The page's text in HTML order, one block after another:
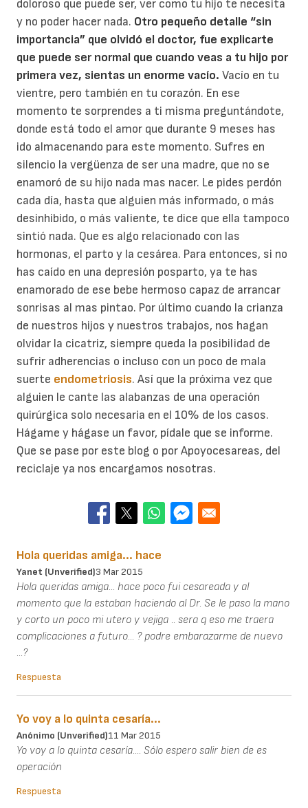
doloroso que puede ser, ver como tu hijo te necesita
y no poder hacer nada. Otro pequeño detalle “sin
importancia” que olvidó el doctor, fue explicarte
que puede ser normal que cuando veas a tu hijo por
primera vez, sientas un enorme vacío. Vacío en tu
vientre, pero también en tu corazón. En ese
momento te sorprendes a ti misma preguntándote,
donde está todo el amor que durante 9 meses has
ido almacenando para este momento. Sufres en
silencio la vergüenza de ser una madre, que no se
enamoró de su hijo nada mas nacer. Le pides perdón
cada día, hasta que alguien más informado, o más
desinhibido, o más valiente, te dice que ella tampoco
sintió nada. Que es algo relacionado con las
hormonas, el parto y la cesárea. Para entonces, si no
has caído en una depresión posparto, ya te has
enamorado de ese bebe hermoso capaz de arrancar
sonrisas al mas pintao. Por último cuando la crianza
de nuestros hijos y nuestros trabajos, nos hagan
olvidar la cicatriz, siempre queda la posibilidad de
sufrir adherencias o incluso con un poco de mala
suerte endometriosis. Así que la próxima vez que
alguien le cante las alabanzas de una operación
quirúrgica solo necesaria en el 10% de los casos.
Hágame y hágase un favor, pídale que se informe.
Que se pase por este blog o por Apoyocesareas, del
reciclaje ya nos encargamos nosotras.
Hola queridas amiga... hace
Yanet (unverified)3 Mar 2015
Hola queridas amiga... hace poco fui cesareada y al
momento que la estaban haciendo al Dr. Se le paso la mano
y corto un poco mi utero y vejiga .. sera q eso me traera
complicaciones a futuro... ? podre embarazarme de nuevo
...?
Respuesta
Yo voy a lo quinta cesaría...
Anónimo (unverified)11 Mar 2015
Yo voy a lo quinta cesaría.... Sólo espero salir bien de es
operación
Respuesta